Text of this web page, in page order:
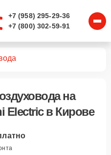
+7 (958) 295-29-36
+7 (800) 302-59-91
на
Electric в Кирове